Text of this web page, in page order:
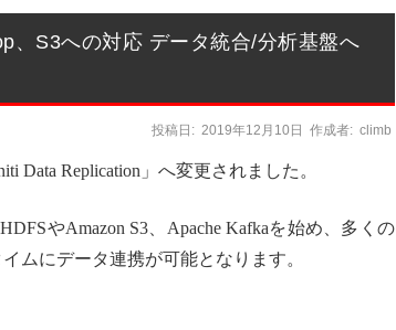
、S3への対応 データ統合/分析基盤へ
投稿日: 2019年12月10日 作成者: climb
Data Replication」へ変更されました。
やAmazon S3、Apache Kafkaを始め、多くの
ムにデータ連携が可能となります。